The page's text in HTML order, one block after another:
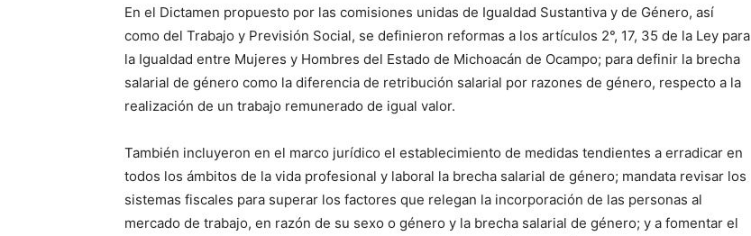
En el Dictamen propuesto por las comisiones unidas de Igualdad Sustantiva y de Género, así
como del Trabajo y Previsión Social, se definieron reformas a los artículos 2°, 17, 35 de la Ley para
la Igualdad entre Mujeres y Hombres del Estado de Michoacán de Ocampo; para definir la brecha
salarial de género como la diferencia de retribución salarial por razones de género, respecto a la
realización de un trabajo remunerado de igual valor.
También incluyeron en el marco jurídico el establecimiento de medidas tendientes a erradicar en
todos los ámbitos de la vida profesional y laboral la brecha salarial de género; mandata revisar los
sistemas fiscales para superar los factores que relegan la incorporación de las personas al
mercado de trabajo, en razón de su sexo o género y la brecha salarial de género; y a fomentar el